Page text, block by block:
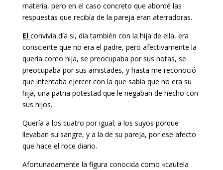
materia, pero en el caso concreto que abordé las
respuestas que recibía de la pareja eran aterradoras.
El convivía día si, día también con la hija de ella, era
consciente que no era el padre, pero afectivamente la
quería como hija, se preocupaba por sus notas, se
preocupaba por sus amistades, y hasta me reconoció
que intentaba ejercer con la que sabía que no era su
hija, una patria potestad que le negaban de hecho con
sus hijos.
Quería a los cuatro por igual; a los suyos porque
llevaban su sangre, y a la de su pareja, por ese afecto
que hace el roce diario.
Afortunadamente la figura conocida como «cautela